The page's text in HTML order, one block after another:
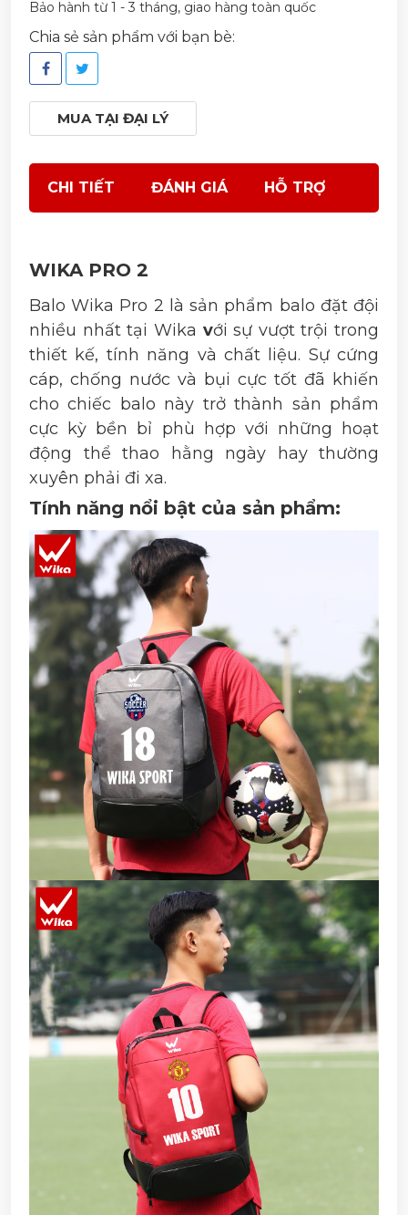
Bảo hành từ 1 - 3 tháng, giao hàng toàn quốc
Chia sẻ sản phẩm với bạn bè:
MUA TẠI ĐẠI LÝ
CHI TIẾT ĐÁNH GIÁ HỖ TRỢ
WIKA PRO 2
Balo Wika Pro 2 là sản phẩm balo đặt đội
nhiều nhất tại Wika với sự vượt trội trong
thiết kế, tính năng và chất liệu. Sự cứng
cáp, chống nước và bụi cực tốt đã khiến
cho chiếc balo này trở thành sản phẩm
cực kỳ bền bỉ phù hợp với những hoạt
động thể thao hằng ngày hay thường
xuyên phải đi xa.
Tính năng nổi bật của sản phẩm: